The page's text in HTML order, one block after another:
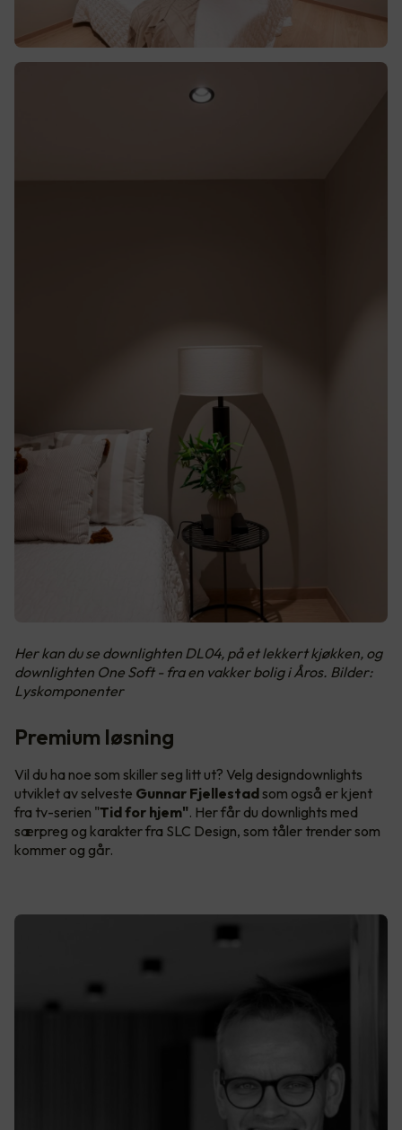
Her kan du se downlighten DL04, på et lekkert kjøkken, og
downlighten One Soft - fra en vakker bolig i Åros. Bilder:
Lyskomponenter
Premium løsning
Vil du ha noe som skiller seg litt ut? Velg designdownlights
utviklet av selveste Gunnar Fjellestadsom også er kjent
fra tv-serien "Tid for hjem". Her får du downlights med
særpreg og karakter fra SLC Design, som tåler trender som
kommer og går.